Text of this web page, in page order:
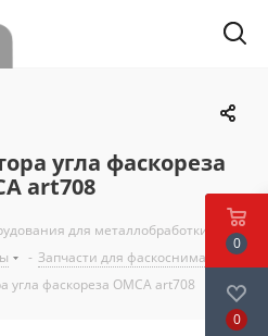
угла фаскореза
art708
для металлобработки
- Запчасти для фаскоснимателей
угла фаскореза OMCA art708
0
0